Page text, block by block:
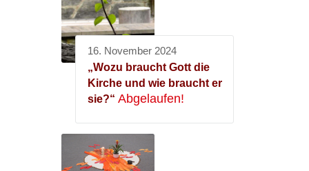
16. November 2024
„Wozu braucht Gott die
Kirche und wie braucht er
sie?“ Abgelaufen!